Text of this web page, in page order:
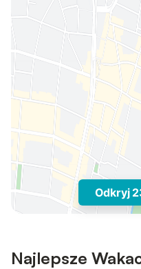
Odkryj
Najlepsze